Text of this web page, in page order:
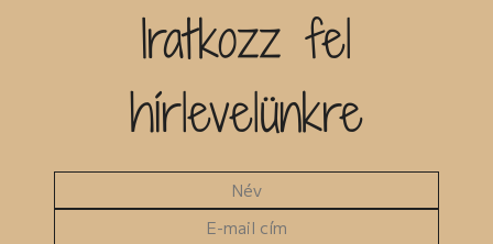
Iratkozz fel
hírlevelünkre